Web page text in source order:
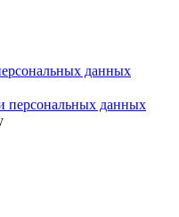
данных
персональных данных